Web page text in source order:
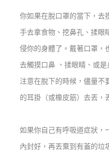
你如果在脫口罩的當下，去
手去拿食物、挖鼻孔、揉眼
侵你的身體了。戴著口罩，
去觸摸口鼻 、揉眼睛、或是
注意在脫下的時候，儘量不
的耳掛（或橡皮筋）去丟，
如果你自己有呼吸道症狀，
內封好，再丟棄到有蓋的垃